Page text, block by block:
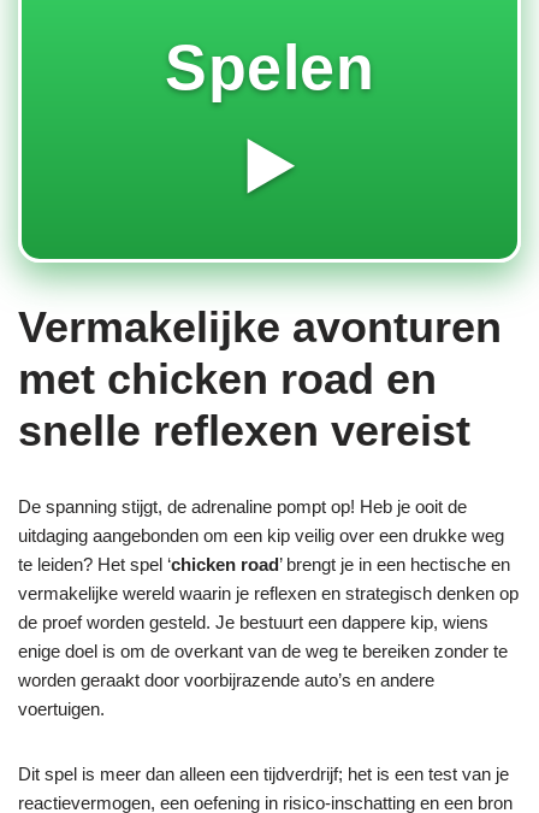
Spelen
▶️
Vermakelijke avonturen
met chicken road en
snelle reflexen vereist
De spanning stijgt, de adrenaline pompt op! Heb je ooit de
uitdaging aangebonden om een kip veilig over een drukke weg
te leiden? Het spel ‘chicken road’ brengt je in een hectische en
vermakelijke wereld waarin je reflexen en strategisch denken op
de proef worden gesteld. Je bestuurt een dappere kip, wiens
enige doel is om de overkant van de weg te bereiken zonder te
worden geraakt door voorbijrazende auto’s en andere
voertuigen.
Dit spel is meer dan alleen een tijdverdrijf; het is een test van je
reactievermogen, een oefening in risico-inschatting en een bron